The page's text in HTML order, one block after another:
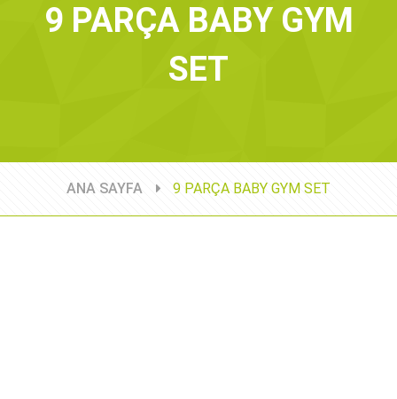
9 PARÇA BABY GYM
SET
ANA SAYFA 9 PARÇA BABY GYM SET